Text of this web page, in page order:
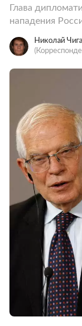
Глава
нападения
Николай